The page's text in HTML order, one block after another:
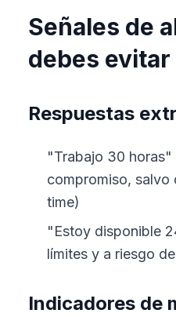
Señales de
debes evitar
Respuestas
"Trabajo 30 horas"
compromiso, salvo
time)
"Estoy disponible
límites y a riesgo
Indicadores de